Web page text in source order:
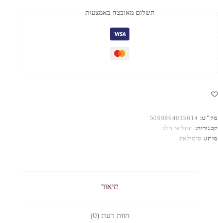
תשלום מאובטח באמצעות
מק"ט: 5099864015614
קטגוריה: תחליפי חלב
מותג: סימילאק
תיאור
חוות דעת (0)